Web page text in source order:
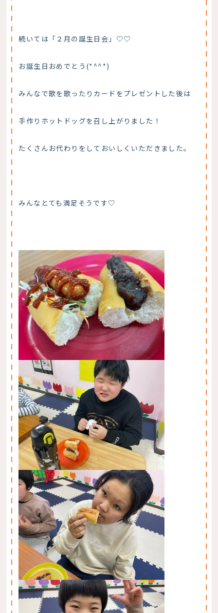
続いては「２月の誕生日会」♡♡
お誕生日おめでとう(*^^*)
みんなで歌を歌ったりカードをプレゼントした後は
手作りホットドッグを召し上がりました！
たくさんお代わりをしておいしくいただきました。
みんなとても満足そうです♡